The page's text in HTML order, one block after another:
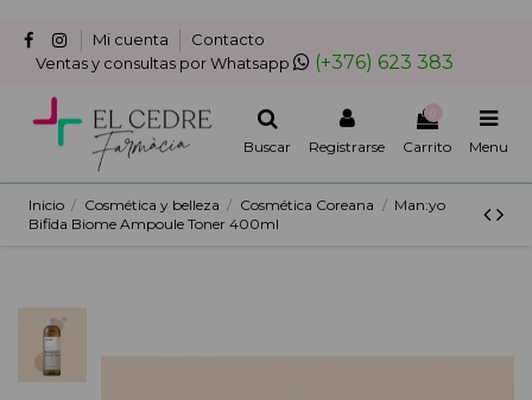
Mi cuenta
Contacto
Ventas y consultas por Whatsapp
(+376) 623 383
Buscar Registrarse Carrito Menu
Inicio Cosmética y belleza Cosmética Coreana
Man:yo
Bifida Biome Ampoule Toner 400ml